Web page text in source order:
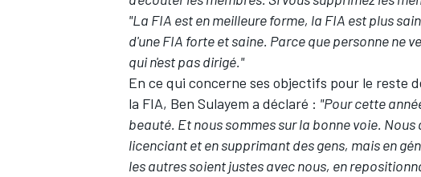
"La FIA est en meilleure forme, la FIA est plus
d'une FIA forte et saine. Parce que personne ne
qui n'est pas dirigé."
En ce qui concerne ses objectifs pour le reste
la FIA, Ben Sulayem a déclaré : "Pour cette
beauté. Et nous sommes sur la bonne voie.
licenciant et en supprimant des gens, mais en
les autres soient justes avec nous, en